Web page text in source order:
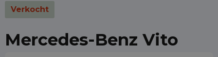
Verkocht
Mercedes-Benz Vito